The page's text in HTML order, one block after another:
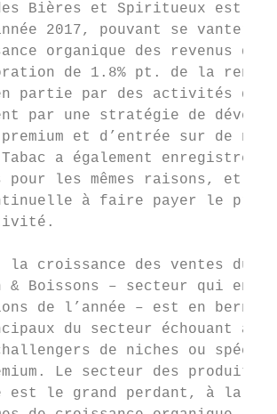
Bières et Spiritueux est le
2017, pouvant se
organique des revenus
de 1.8% pt. de la
partie par des activités de
par une stratégie de
premium et d’entrée sur de
Tabac a également
pour les mêmes raisons,
à faire payer le prix
la croissance des ventes
& Boissons – secteur qui
de l’année – est en berne
du secteur échouant
de niches ou
Le secteur des
est le grand perdant, à la